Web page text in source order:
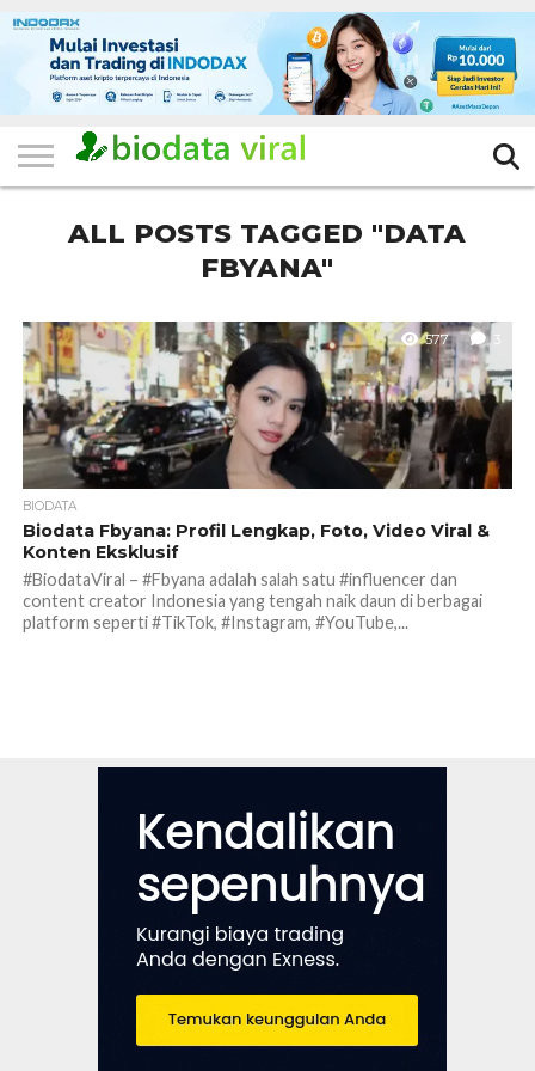
HOME
FILTER
KATEGORI
IKLAN
TERVIRAL
TRADING
KOMUNITAS
BERITA
BISNIS
LAINNYA
ALL POSTS TAGGED "DATA
FBYANA"
577 3
BIODATA
Biodata Fbyana: Profil Lengkap, Foto, Video Viral &
Konten Eksklusif
#BiodataViral – #Fbyana adalah salah satu #influencer dan
content creator Indonesia yang tengah naik daun di berbagai
platform seperti #TikTok, #Instagram, #YouTube,...